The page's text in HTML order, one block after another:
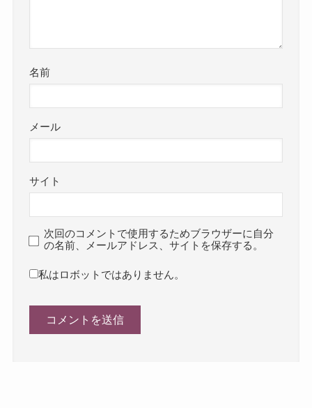
名前
メール
サイト
次回のコメントで使用するためブラウザーに自分
の名前、メールアドレス、サイトを保存する。
私はロボットではありません。